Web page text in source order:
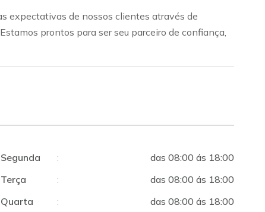
expectativas de nossos clientes através de
prontos para ser seu parceiro de confiança,
Segunda :
das 08:00 ás 18:00
Terça
:
das 08:00 ás 18:00
Quarta
:
das 08:00 ás 18:00